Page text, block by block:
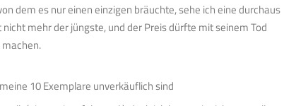
dem es nur einen einzigen bräuchte, sehe ich eine durchaus
mehr der jüngste, und der Preis dürfte mit seinem Tod
10 Exemplare unverkäuflich sind